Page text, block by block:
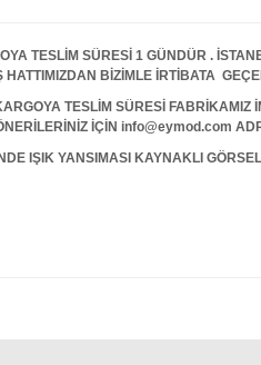
TESLİM SÜRESİ 1 GÜNDÜR .
HATTIMIZDAN BİZİMLE İRTİBATA
TESLİM SÜRESİ FABRİKAMIZ
İÇİN info@eymod.com
IŞIK YANSIMASI KAYNAKLI